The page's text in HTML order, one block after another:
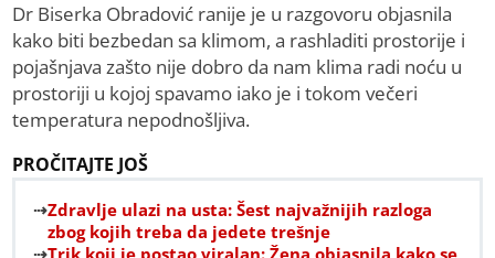
Dr Biserka Obradović ranije je u razgovoru objasnila
kako biti bezbedan sa klimom, a rashladiti prostorije i
pojašnjava zašto nije dobro da nam klima radi noću u
prostoriji u kojoj spavamo iako je i tokom večeri
temperatura nepodnošljiva.
PROČITAJTE JOŠ
Zdravlje ulazi na usta: Šest najvažnijih razloga
zbog kojih treba da jedete trešnje